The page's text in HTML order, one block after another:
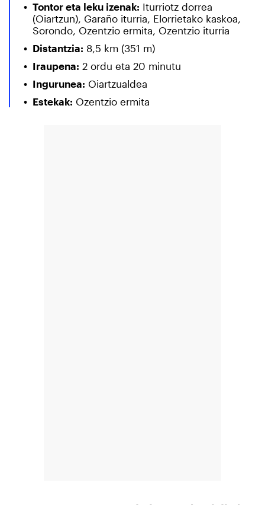
Tontor eta leku izenak: Iturriotz dorrea
(Oiartzun), Garaño iturria, Elorrietako kaskoa,
Sorondo, Ozentzio ermita, Ozentzio iturria
Distantzia: 8,5 km (351 m)
Iraupena: 2 ordu eta 20 minutu
Ingurunea: Oiartzualdea
Estekak: Ozentzio ermita